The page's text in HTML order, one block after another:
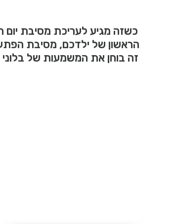
כשזה מגיע לעריכת מסיבת
זה בוחן את המשמעות של בלוני